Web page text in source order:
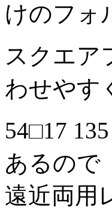
けのフォ
スクエア
わせやす
54□17
あるので
遠近両用